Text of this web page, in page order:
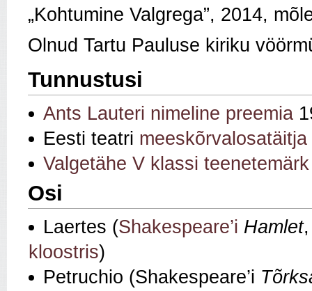
„Kohtumine Valgrega”, 2014,
Olnud Tartu Pauluse kiriku
Tunnustusi
Ants Lauteri nimeline preemia
Eesti teatri
Valgetähe V klassi teenetemärk
Osi
Laertes (Shakespeare’i Hamlet
kloostris)
Petruchio (Shakespeare’i